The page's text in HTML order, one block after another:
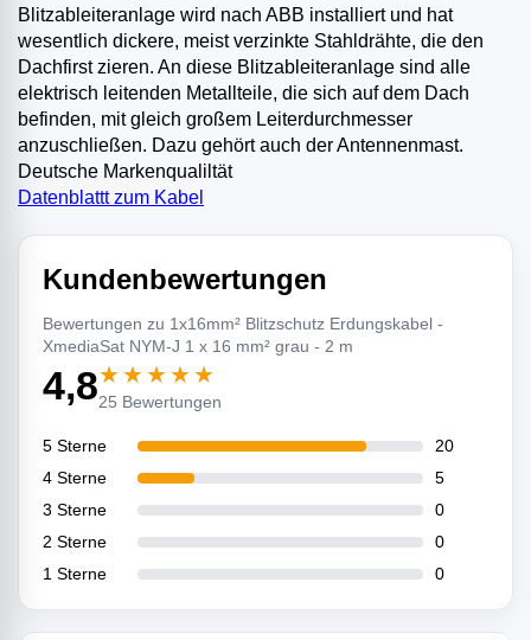
Blitzableiteranlage wird nach ABB installiert und hat
wesentlich dickere, meist verzinkte Stahldrähte, die den
Dachfirst zieren. An diese Blitzableiteranlage sind alle
elektrisch leitenden Metallteile, die sich auf dem Dach
befinden, mit gleich großem Leiterdurchmesser
anzuschließen. Dazu gehört auch der Antennenmast.
Deutsche Markenqualiltät
Datenblattt zum Kabel
Kundenbewertungen
Bewertungen zu 1x16mm² Blitzschutz Erdungskabel -
XmediaSat NYM-J 1 x 16 mm² grau - 2 m
4,8★★★★★
25 Bewertungen
5 Sterne
20
4 Sterne
5
3 Sterne
0
2 Sterne
0
1 Sterne
0